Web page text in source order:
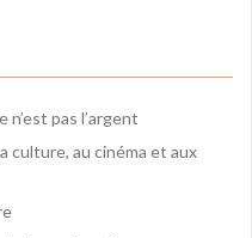
pas l’argent
culture, au cinéma et aux